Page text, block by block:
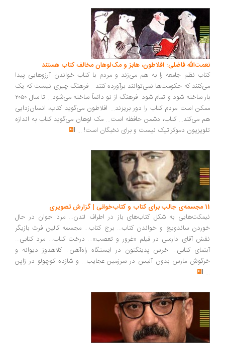
نعمت‌الله فاضلی: افلاطون، هابز و مک‌لوهان مخالف کتاب هستند
کتاب نظم جامعه را به هم می‌زند و مردم با کتاب خواندن آرزوهایی پیدا
می‌کنند که حکومت‌ها نمی‌توانند برآورده کنند... فرهنگ چیزی نیست که یک
بار ساخته شود و تمام شود. فرهنگ از نو دائماً ساخته می‌شود... تا سال ۲۰۵۰
ممکن است مردم کتاب را دور بریزند... افلاطون می‌گوید کتاب، انسان‌زدایی
هم می‌کند... کتاب، دشمن حافظه است... مک لوهان می‌گوید کتاب به اندازه
تلویزیون دموکراتیک نیست و برای نخبگان است! ...
11 مجسمه‌ی جالب برای کتاب و کتاب‌خوانی | گزارش تصویری
نیمکت‌هایی به شکل کتاب‌های باز در اطراف لندن... مرد جوان در حال
خوردن ساندویچ و خواندن کتاب... برج کتاب... مجسمه کالین فرث بازیگر
نقش آقای دارسی در فیلم «غرور و تعصب»... درخت کتاب... مرد کتابی...
آبنمای کتابی... خرس پدینگتون در ایستگاه راه‌آهن... کلاهدوز دیوانه و
خرگوش مارس بدون آلیس در سرزمین عجایب... و شازده کوچولو در ژاپن
...